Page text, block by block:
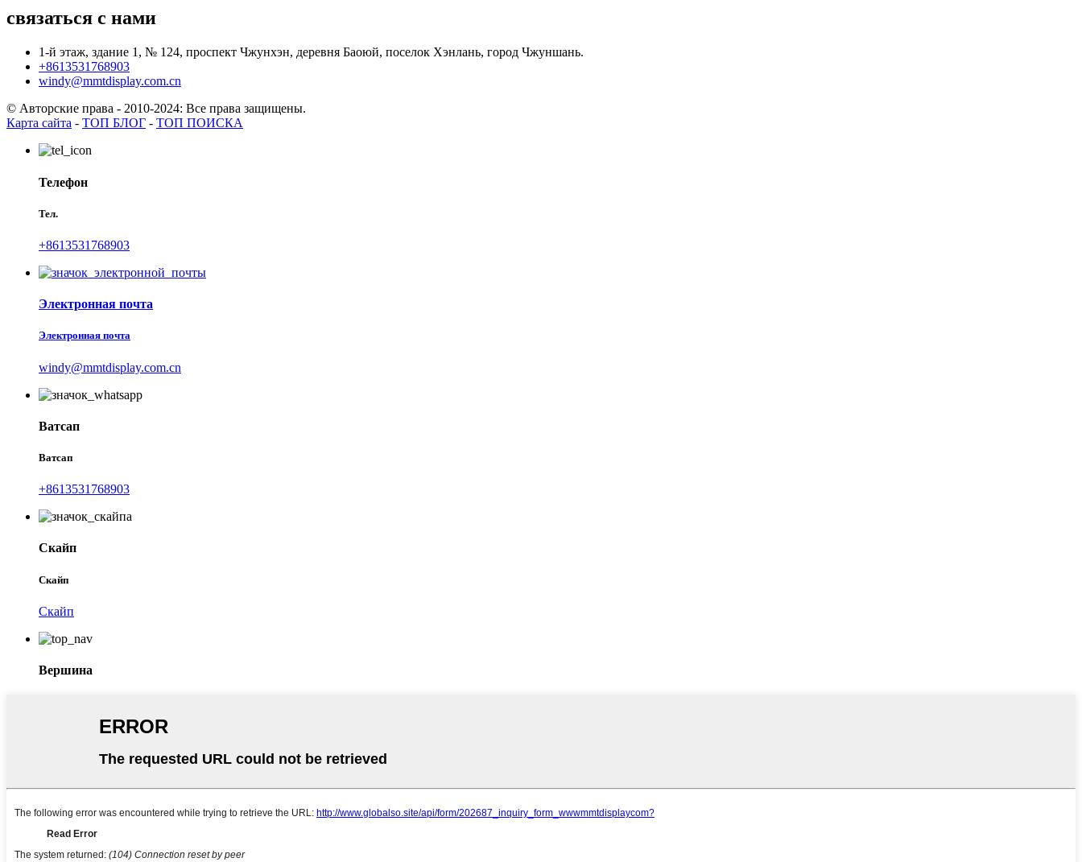
связаться с нами
1-й этаж, здание 1, № 124, проспект Чжунхэн, деревня Баоюй, поселок Хэнлань, город Чжуншань.
+8613531768903
windy@mmtdisplay.com.cn
© Авторские права - 2010-2024: Все права защищены.
Карта сайта - ТОП БЛОГ - ТОП ПОИСКА
Телефон
Тел.
+8613531768903
Электронная почта
Электронная почта
windy@mmtdisplay.com.cn
Ватсап
Ватсап
+8613531768903
Скайп
Скайп
Скайп
Вершина